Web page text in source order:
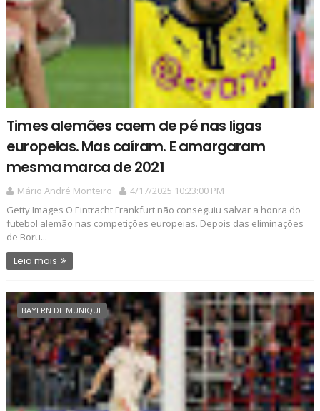
Times alemães caem de pé nas ligas
europeias. Mas caíram. E amargaram
mesma marca de 2021
Mário André Monteiro
4/17/2025 10:23:00 PM
Getty Images O Eintracht Frankfurt não conseguiu salvar a honra do
futebol alemão nas competições europeias. Depois das eliminações
de Boru...
Leia mais
BAYERN DE MUNIQUE